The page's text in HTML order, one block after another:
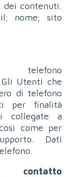
dei contenuti.
nome; sito
Gli Utenti che
di telefono
per finalità
collegate a
come per
Dati